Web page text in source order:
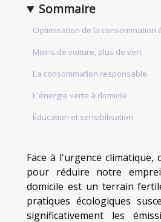
Sommaire
Optimisation de la consommation
Moins de voiture, plus de vert
La consommation responsable
L'énergie verte à domicile
Éducation et sensibilisation
Face à l'urgence climatique,
pour réduire notre
domicile est un terrain
pratiques écologiques
significativement les